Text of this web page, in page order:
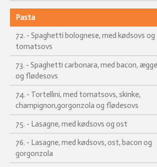
Pasta
72. - Spaghetti bolognese, med kødsovs og
tomatsovs
73. - Spaghetti carbonara, med bacon,
og flødesovs
74. - Tortellini, med tomatsovs, skinke,
champignon,gorgonzola og flødesovs
75. - Lasagne, med kødsovs og ost
76. - Lasagne, med kødsovs, ost, bacon og
gorgonzola